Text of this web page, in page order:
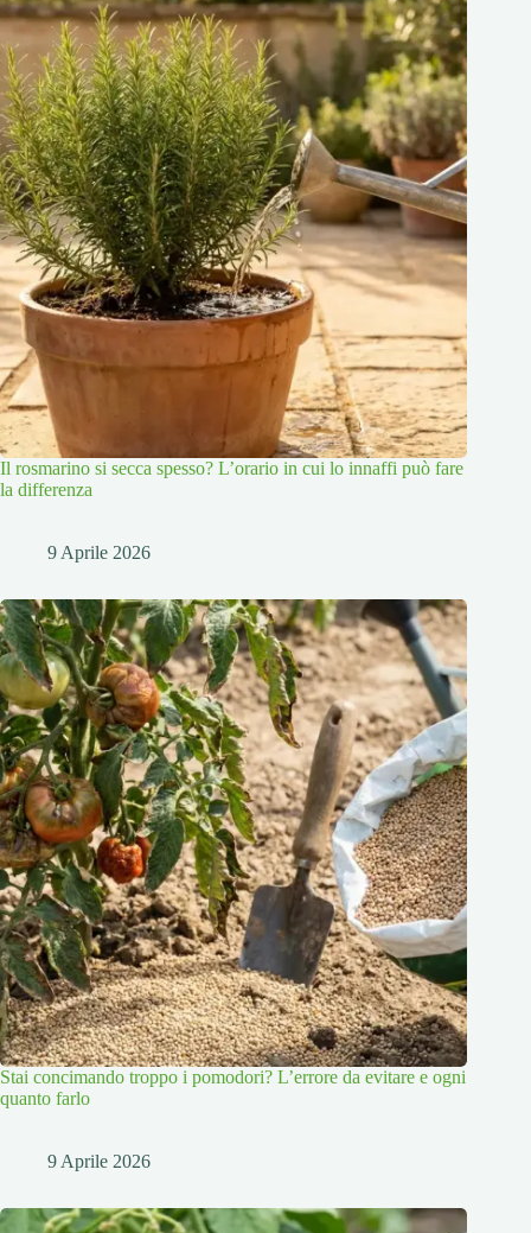
Il rosmarino si secca spesso? L’orario in cui lo innaffi può fare
la differenza
9 Aprile 2026
Stai concimando troppo i pomodori? L’errore da evitare e ogni
quanto farlo
9 Aprile 2026